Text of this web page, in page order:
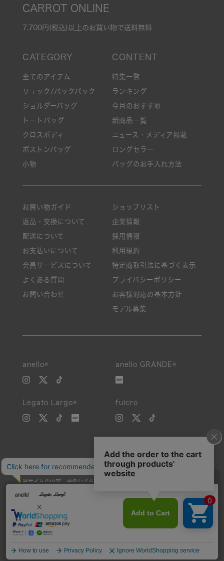
CARROT ONLINE
7,700円(税込)以上のお買い物で送料無料
全てのアイテム
リュック/バックパック
ショルダーバッグ
トートバッグ
クロスボディ
ボストンバッグ
小物
特集一覧
ランキング
今月のおすすめ
新商品一覧
ニュース・メディア掲載
ロングセラー
バッグのお手入れ方法
お買い物ガイド
返品・交換について
配送について
お支払いについて
会員サービスについて
よくある質問
お問い合わせ
ショップリスト
企業情報
採用情報
利用規約
特定商取引法に基づく表示
プライバシーポリシー
お客様対応の基本方針
モデル募集
anello® anello GRANDE®
Legato Largo® fulcro
当サイトの内容、画像などを無断で複製、転載、第三者への譲渡などを
Unauthorized reproduction, duplication, or redistribution of any
images or content from this website is strictly prohibited.